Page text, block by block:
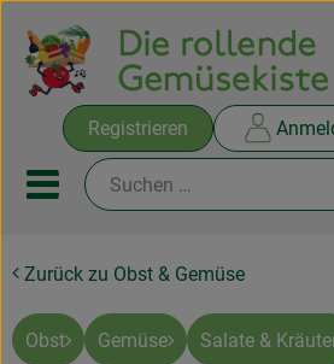
Registrieren
Mobiles Menu
Ökokisten
Rezepte
Zurück zu Obst & Gemüse
Obst Gemüse Salate &